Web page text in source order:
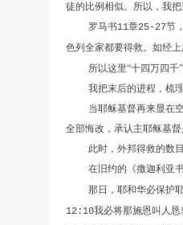
徒的比例相似。所以，我
罗马书11章25-27节
色列全家都要得救。如经
所以这里“十四万四
我把末后的进程，梳理
当耶稣基督再来显在
全部悔改，承认主耶稣基督
此时，外邦得救的数
在旧约的《撒迦利亚书
那日，耶和华必保护
12:10我必将那施恩叫人